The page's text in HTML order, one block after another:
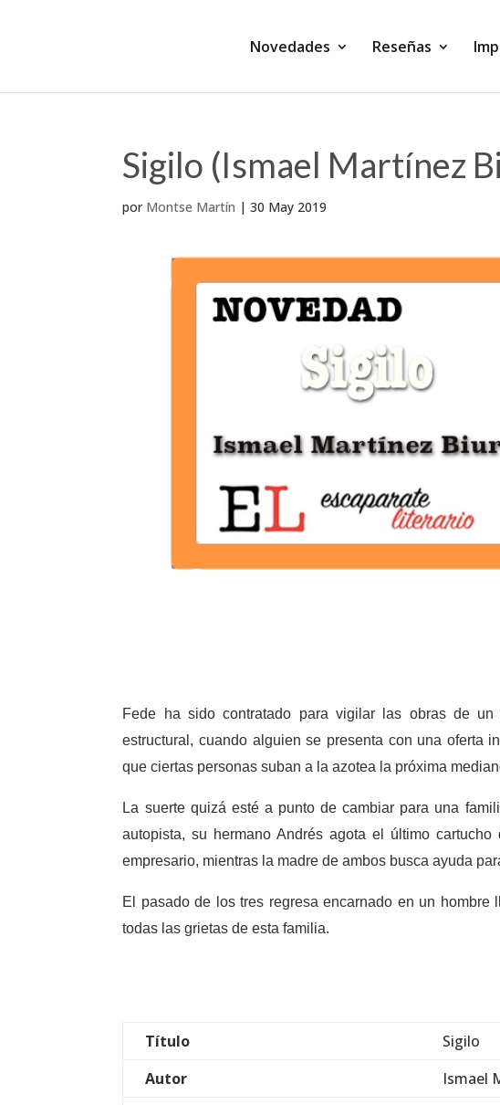
Novedades Reseñas
Sigilo (Ismael Martínez
por Montse Martín |30 May 2019
Fede ha sido contratado para vigilar las obras de
estructural, cuando alguien se presenta con una oferta
que ciertas personas suban a la azotea la próxima
La suerte quizá esté a punto de cambiar para una
autopista, su hermano Andrés agota el último
empresario, mientras la madre de ambos busca ayuda
El pasado de los tres regresa encarnado en un hombre
todas las grietas de esta familia.
Título
Sigilo
Autor
Ismael